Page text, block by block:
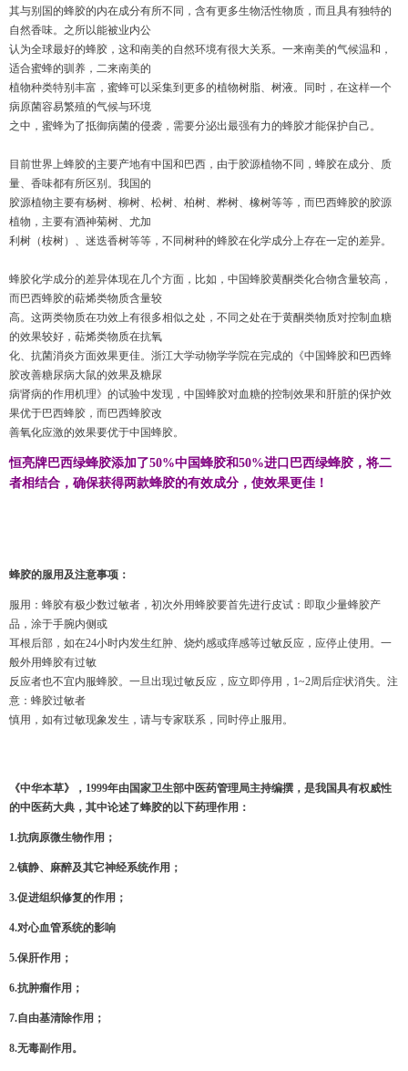
其与别 国的蜂胶的内在成分有所不同，含有更多生物活性物质 ，而且具有独特的
自然香味。 之所以能被业内公
认为全球最好的蜂胶， 这和南美的自然环境有很大关系。一来南美的气候温和，
适合蜜蜂的驯 养，二来南美的
植物种类特别 丰富，蜜蜂可以采集到更多的植物树脂、 树液。同 时 ，在这样一个
病原菌容易繁殖的气候与环境
之中，蜜蜂为了抵御病菌的侵袭 ，需要分泌出最强有力的蜂胶才能保护自己。
目前世界上蜂胶的主要产地有中国和巴西， 由于胶源植物不同，蜂胶在成分、质
量、香味都有所区别。我国的
胶源植物主要有杨树、柳树、松树、柏树、 桦树、橡树等等，而巴西蜂胶的胶源
植物，主要有酒神菊树、尤加
利 树 （桉树）、迷迭香树等等，不同树种的蜂胶在化学成分上存在一定的差异。
蜂胶化学成分的差异体现在几个方面，比如， 中国蜂胶黄酮类化合物含量较高，
而巴西蜂胶的萜烯类物质含量较
高。 这两类物质在功效上有很多相似之处 ，不同之处在于黄酮类物质对控制血糖
的效果较好， 萜烯类物质在抗氧
化、抗菌消炎方面效果更佳。 浙江大学动物学学院在完成的《中国蜂胶和巴西蜂
胶改善糖尿病大鼠的效果及糖尿
病肾病的作用机理》的试验中发现 ，中国蜂胶对血糖的控制效果和肝脏的保护效
果优于巴西蜂胶，而巴西蜂胶改
善氧化应激的效果要优于中国蜂胶。
恒亮牌巴西绿蜂胶添加了50%中国蜂胶和50%进口巴西绿蜂胶，将二
者相结合，确保获得两款蜂胶的有效成分，使效果更佳！
蜂胶的服用及注意事项：
服用：蜂胶有极少数过敏者，初次外用蜂胶要首先进行皮试：即取少量蜂胶产
品，涂于手腕内侧或
耳根后部，如在24小时内发生红肿、烧灼感或痒感等过敏反应，应停止使用。一
般外用蜂胶有过敏
反应者也不宜内服蜂胶。一旦出现过敏反应，应立即停用，1~2周后症状消失。注
意：蜂胶过敏者
慎用，如有过敏现象发生，请与专家联系，同时停止服用。
《中华本草》， 1999年由国家卫生部中医药管理局主持编撰，是我国具有权威性
的中医药大典，其中论述了蜂胶的以下药理作用：
1.抗病原微生物作用；
2.镇静、麻醉及其它神经系统作用；
3.促进组织修复的作用；
4.对心血管系统的影响
5.保肝作用；
6.抗肿瘤作用；
7.自由基清除作用；
8.无毒副作用。